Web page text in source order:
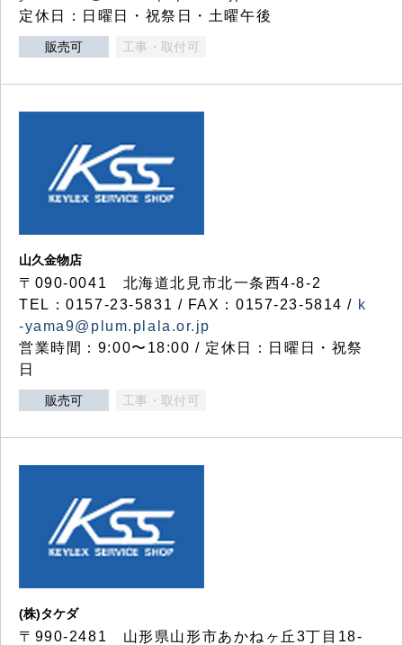
定休日：日曜日・祝祭日・土曜午後
販売可 工事・取付可
山久金物店
〒090-0041 北海道北見市北一条西4-8-2
TEL：0157-23-5831 / FAX：0157-23-5814 / k
-yama9@plum.plala.or.jp
営業時間：9:00〜18:00 / 定休日：日曜日・祝祭
日
販売可 工事・取付可
(株)タケダ
〒990-2481 山形県山形市あかねヶ丘3丁目18-